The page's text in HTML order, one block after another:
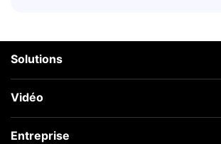
Solutions
Vidéo
Entreprise